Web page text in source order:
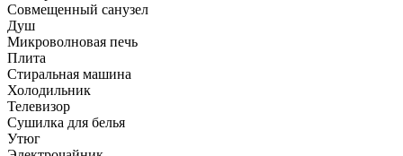
Совмещенный санузел
Душ
Микроволновая печь
Плита
Стиральная машина
Холодильник
Телевизор
Сушилка для белья
Утюг